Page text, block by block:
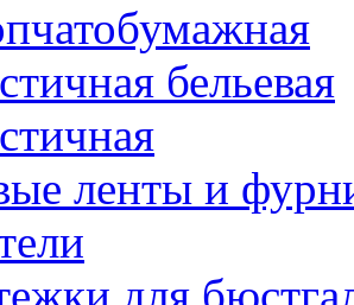
бельевая
ленты и
для